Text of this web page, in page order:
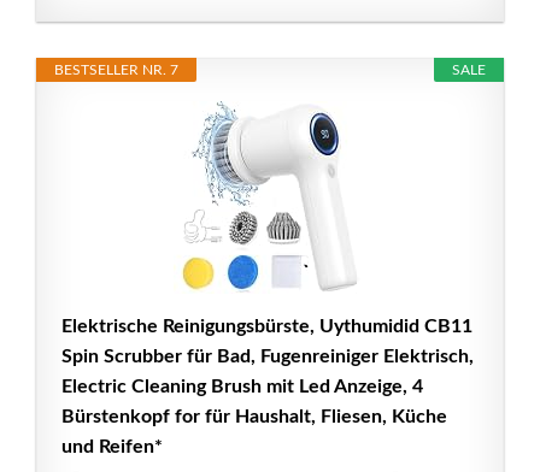
SALE
BESTSELLER NR. 7
Elektrische Reinigungsbürste, Uythumidid CB11
Spin Scrubber für Bad, Fugenreiniger Elektrisch,
Electric Cleaning Brush mit Led Anzeige, 4
Bürstenkopf for für Haushalt, Fliesen, Küche
und Reifen*